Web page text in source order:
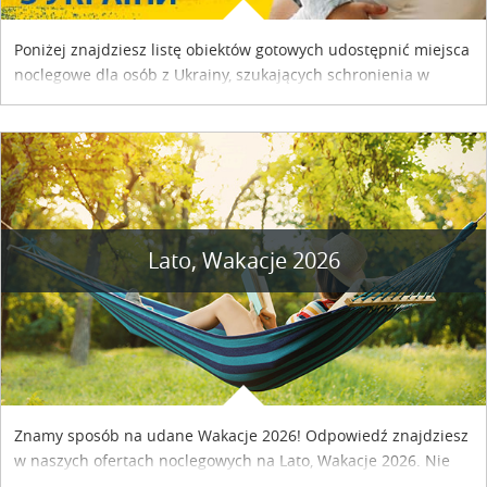
Poniżej znajdziesz listę obiektów gotowych udostępnić miejsca
noclegowe dla osób z Ukrainy, szukających schronienia w
Lato, Wakacje 2026
Znamy sposób na udane Wakacje 2026! Odpowiedź znajdziesz
w naszych ofertach noclegowych na Lato, Wakacje 2026. Nie